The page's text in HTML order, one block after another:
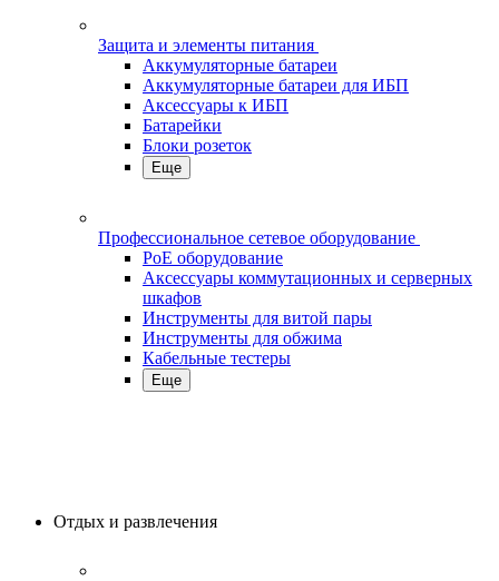
Защита и элементы питания
Аккумуляторные батареи
Аккумуляторные батареи для ИБП
Аксессуары к ИБП
Батарейки
Блоки розеток
Еще
Профессиональное сетевое оборудование
PoE оборудование
Аксессуары коммутационных и серверных
шкафов
Инструменты для витой пары
Инструменты для обжима
Кабельные тестеры
Еще
Отдых и развлечения